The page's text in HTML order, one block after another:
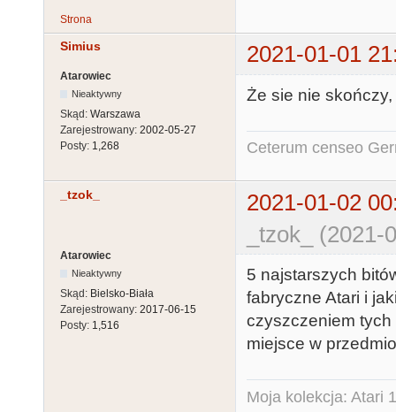
Strona
Simius 2021-01-01
Atarowiec
Nieaktywny
Skąd: Warszawa
Zarejestrowany: 2002-05-27
Posty: 1,268
Że sie nie
Ceterum censeo
_tzok_
2021-01-02
_tzok_
Atarowiec
Nieaktywny
Skąd: Bielsko-Biała
Zarejestrowany: 2017-06-15
Posty: 1,516
5 najstarszych
fabryczne Atari i
czyszczeniem tych
miejsce w
Moja kolekcja: Atari